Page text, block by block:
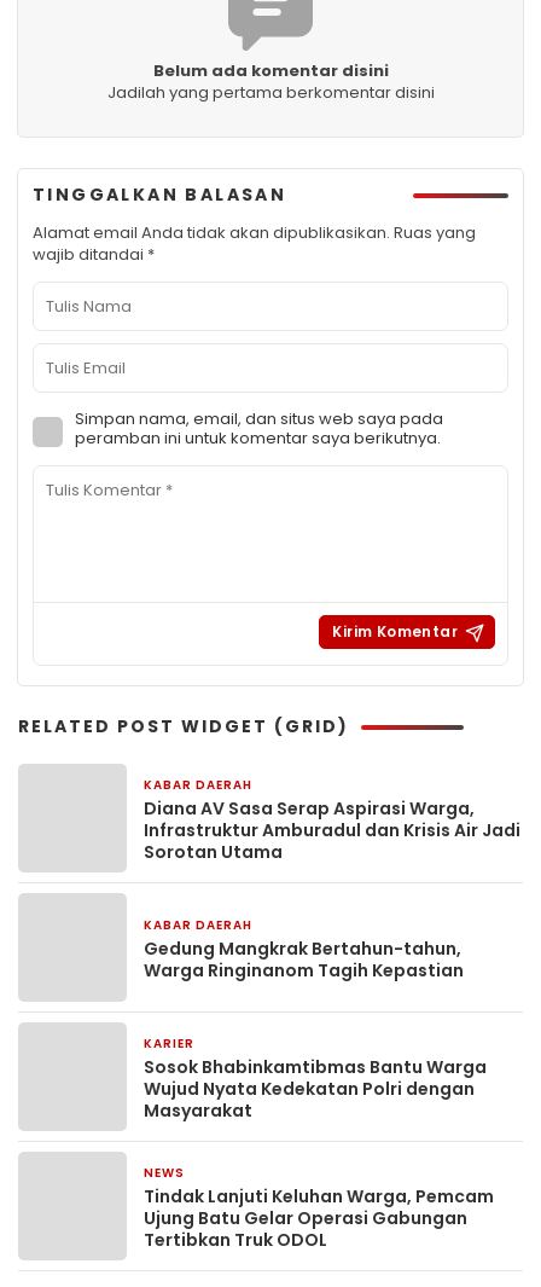
Belum ada komentar disini
Jadilah yang pertama berkomentar disini
TINGGALKAN BALASAN
Alamat email Anda tidak akan dipublikasikan. Ruas yang
wajib ditandai *
Simpan nama, email, dan situs web saya pada
peramban ini untuk komentar saya berikutnya.
RELATED POST WIDGET (GRID)
KABAR DAERAH
Diana AV Sasa Serap Aspirasi Warga,
Infrastruktur Amburadul dan Krisis Air Jadi
Sorotan Utama
KABAR DAERAH
Gedung Mangkrak Bertahun-tahun,
Warga Ringinanom Tagih Kepastian
KARIER
Sosok Bhabinkamtibmas Bantu Warga
Wujud Nyata Kedekatan Polri dengan
Masyarakat
NEWS
Tindak Lanjuti Keluhan Warga, Pemcam
Ujung Batu Gelar Operasi Gabungan
Tertibkan Truk ODOL